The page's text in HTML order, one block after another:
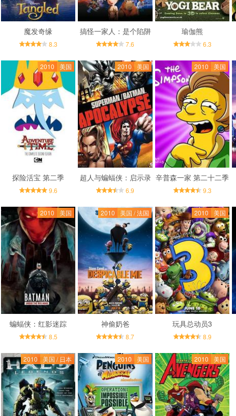
魔发奇缘
8.3
搞怪一家人：是个陷阱
7.6
瑜伽熊
6.3
2010 美国
探险活宝 第二季
9.6
2010 美国
超人与蝙蝠侠：启示录
6.9
2010 美国
辛普森一家 第二十二季
9.3
2010 美国
蝙蝠侠：红影迷踪
8.5
2010 美国 / 法国
神偷奶爸
8.7
2010 美国
玩具总动员3
8.9
2010 美国 / 日本 2010 美国 2010 美国